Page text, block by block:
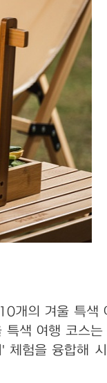
개의 겨울 특색
색 여행 코스는
험을 융합해